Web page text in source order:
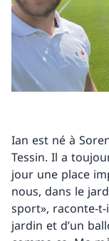
Ian est né à
Tessin. Il a
jour une place
nous, dans le
sport», raconte-t-
jardin et d’un